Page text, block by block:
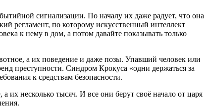
сигнализации. По началу их даже радует, что она
регламент, по которому искусственный интеллект
к нему в дом, а потом давайте показывать только
а их поведение и даже позы. Упавший человек или
преступности. Синдром Крокуса «одни держаться за
к средствам безопасности.
несколько тысяч. И все они берут своё начало от царя